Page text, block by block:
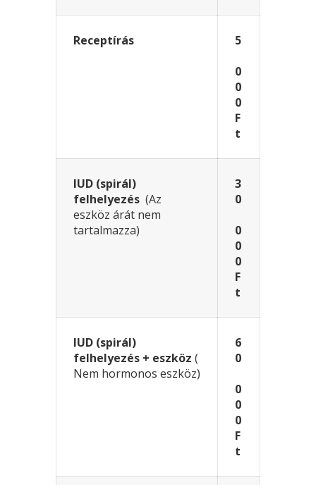
Receptírás
5
0
0
0
F
t
IUD (spirál)
felhelyezés (Az
eszköz árát nem
tartalmazza)
3
0
0
0
0
F
t
IUD (spirál)
felhelyezés + eszköz (
Nem hormonos eszköz)
6
0
0
0
0
F
t